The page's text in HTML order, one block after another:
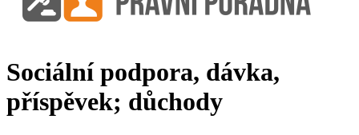
Sociální podpora, dávka,
příspěvek; důchody